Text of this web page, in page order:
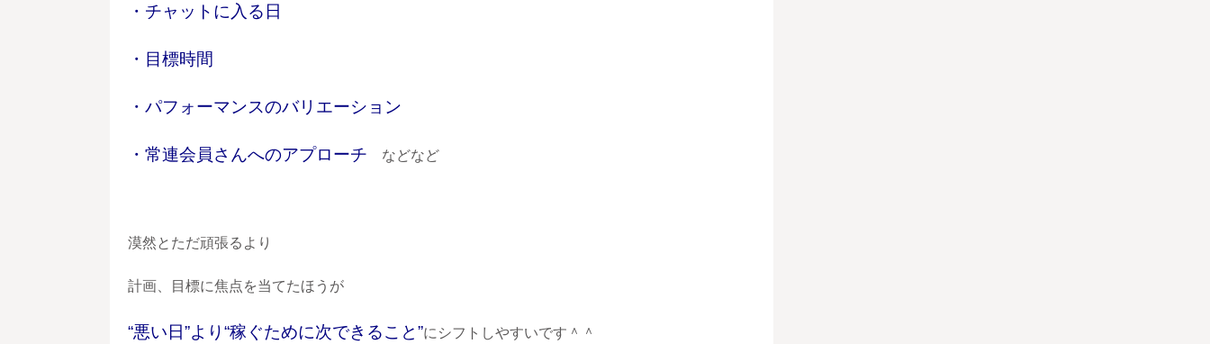
・チャットに入る日
・目標時間
・パフォーマンスのバリエーション
・常連会員さんへのアプローチ などなど
漠然とただ頑張るより
計画、目標に焦点を当てたほうが
“悪い日”より“稼ぐために次できること”にシフトしやすいです＾＾